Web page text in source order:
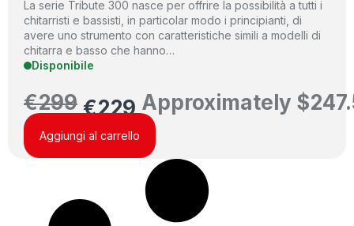
La serie Tribute 300 nasce per offrire la possibilità a tutti i
chitarristi e bassisti, in particolar modo i principianti, di
avere uno strumento con caratteristiche simili a modelli di
chitarra e basso che hanno…
Disponibile
€299 €229 Approximately $
Aggiungi al carrello